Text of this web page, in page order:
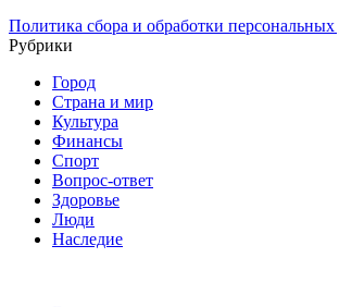
Политика сбора и обработки
Рубрики
Город
Страна и мир
Культура
Финансы
Спорт
Вопрос-ответ
Здоровье
Люди
Наследие